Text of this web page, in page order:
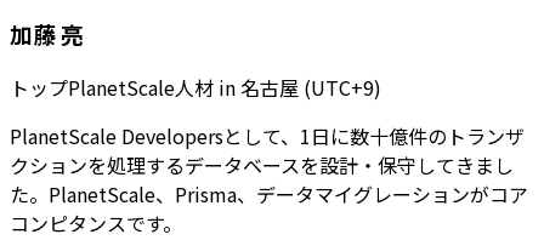
加藤 亮
トップPlanetScale人材 in 名古屋 (UTC+9)
PlanetScale Developersとして、1日に数十億件のトランザ
クションを処理するデータベースを設計・保守してきまし
た。PlanetScale、Prisma、データマイグレーションがコア
コンピタンスです。